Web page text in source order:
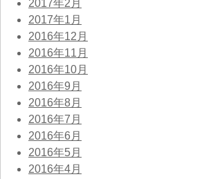
2017年2月
2017年1月
2016年12月
2016年11月
2016年10月
2016年9月
2016年8月
2016年7月
2016年6月
2016年5月
2016年4月